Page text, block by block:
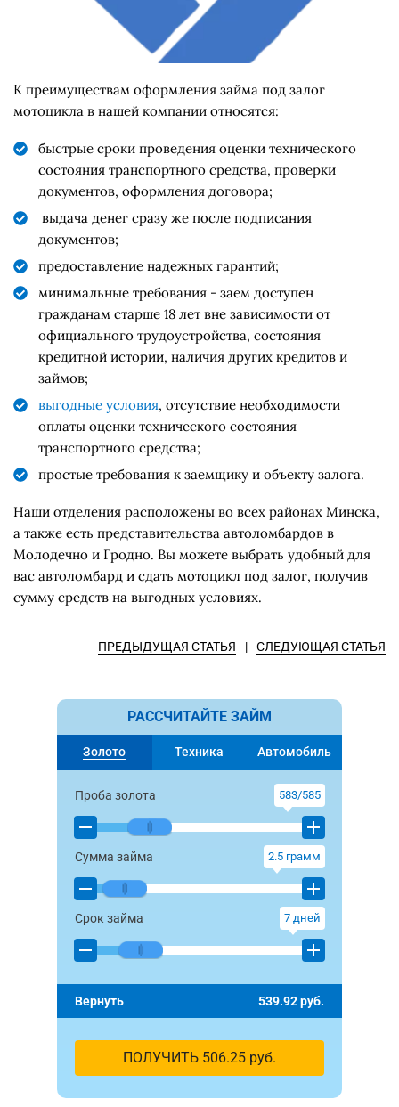
К преимуществам оформления займа под залог
мотоцикла в нашей компании относятся:
быстрые сроки проведения оценки технического
состояния транспортного средства, проверки
документов, оформления договора;
выдача денег сразу же после подписания
документов;
предоставление надежных гарантий;
минимальные требования - заем доступен
гражданам старше 18 лет вне зависимости от
официального трудоустройства, состояния
кредитной истории, наличия других кредитов и
займов;
выгодные условия, отсутствие необходимости
оплаты оценки технического состояния
транспортного средства;
простые требования к заемщику и объекту залога.
Наши отделения расположены во всех районах Минска,
а также есть представительства автоломбардов в
Молодечно и Гродно. Вы можете выбрать удобный для
вас автоломбард и сдать мотоцикл под залог, получив
сумму средств на выгодных условиях.
ПРЕДЫДУЩАЯ СТАТЬЯ | СЛЕДУЮЩАЯ СТАТЬЯ
РАССЧИТАЙТЕ ЗАЙМ
Золото Техника Автомобиль
Проба золота 583/585
Сумма займа 2.5 грамм
Срок займа 7 дней
Вернуть 539.92руб.
ПОЛУЧИТЬ 506.25 руб.